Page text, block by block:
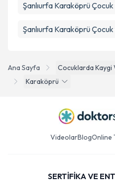
Ana Sayfa Cocuklarda Kaygi
Karaköprü
Şanlıurfa Karaköprü
Şanlıurfa Karaköprü
VideolarBlogOnline
SERTİFİKA VE